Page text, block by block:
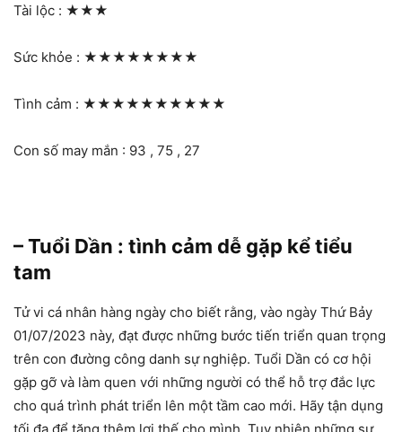
Tài lộc : ★★★
Sức khỏe : ★★★★★★★★
Tình cảm : ★★★★★★★★★★
Con số may mắn : 93 , 75 , 27
– Tuổi Dần : tình cảm dễ gặp kể tiểu
tam
Tử vi cá nhân hàng ngày cho biết rằng, vào ngày Thứ Bảy
01/07/2023 này, đạt được những bước tiến triển quan trọng
trên con đường công danh sự nghiệp. Tuổi Dần có cơ hội
gặp gỡ và làm quen với những người có thể hỗ trợ đắc lực
cho quá trình phát triển lên một tầm cao mới. Hãy tận dụng
tối đa để tăng thêm lợi thế cho mình. Tuy nhiên những sự